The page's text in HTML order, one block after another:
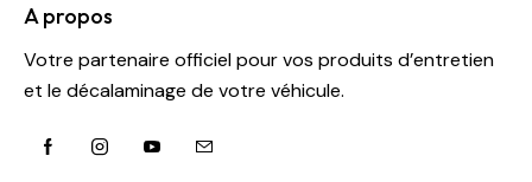
A propos
Votre partenaire officiel pour vos produits d’entretien
et le décalaminage de votre véhicule.